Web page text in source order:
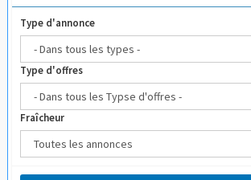
Type d'annonce
Type d'offres
Fraîcheur